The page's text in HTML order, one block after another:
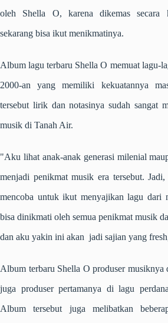
oleh Shella O, karena dikemas secara
sekarang bisa ikut menikmatinya.
Album lagu terbaru Shella O memuat lagu-
2000-an yang memiliki kekuatannya
tersebut lirik dan notasinya sudah sangat
musik di Tanah Air.
"Aku lihat anak-anak generasi milenial
menjadi penikmat musik era tersebut.
mencoba untuk ikut menyajikan lagu dari
bisa dinikmati oleh semua penikmat musik
dan aku yakin ini akan jadi sajian yang
Album terbaru Shella O produser
juga produser pertamanya di lagu
Album tersebut juga melibatkan